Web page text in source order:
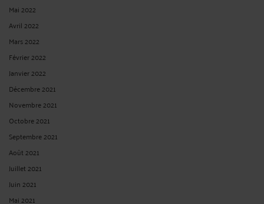
Mai 2022
Avril 2022
Mars 2022
Février 2022
Janvier 2022
Décembre 2021
Novembre 2021
Octobre 2021
Septembre 2021
Août 2021
Juillet 2021
Juin 2021
Mai 2021